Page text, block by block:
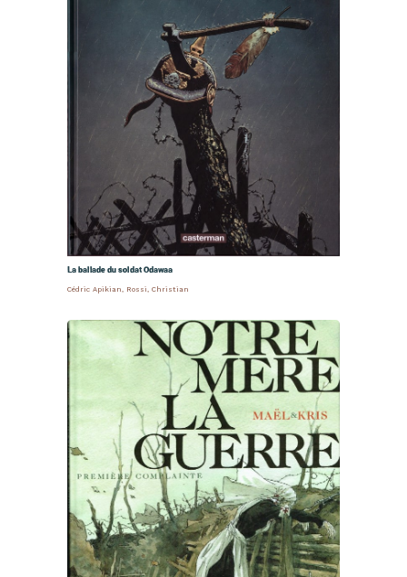
La ballade du soldat Odawaa
Cédric Apikian Rossi, Christian